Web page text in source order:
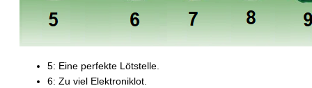
5: Eine perfekte Lötstelle.
6: Zu viel Elektroniklot.